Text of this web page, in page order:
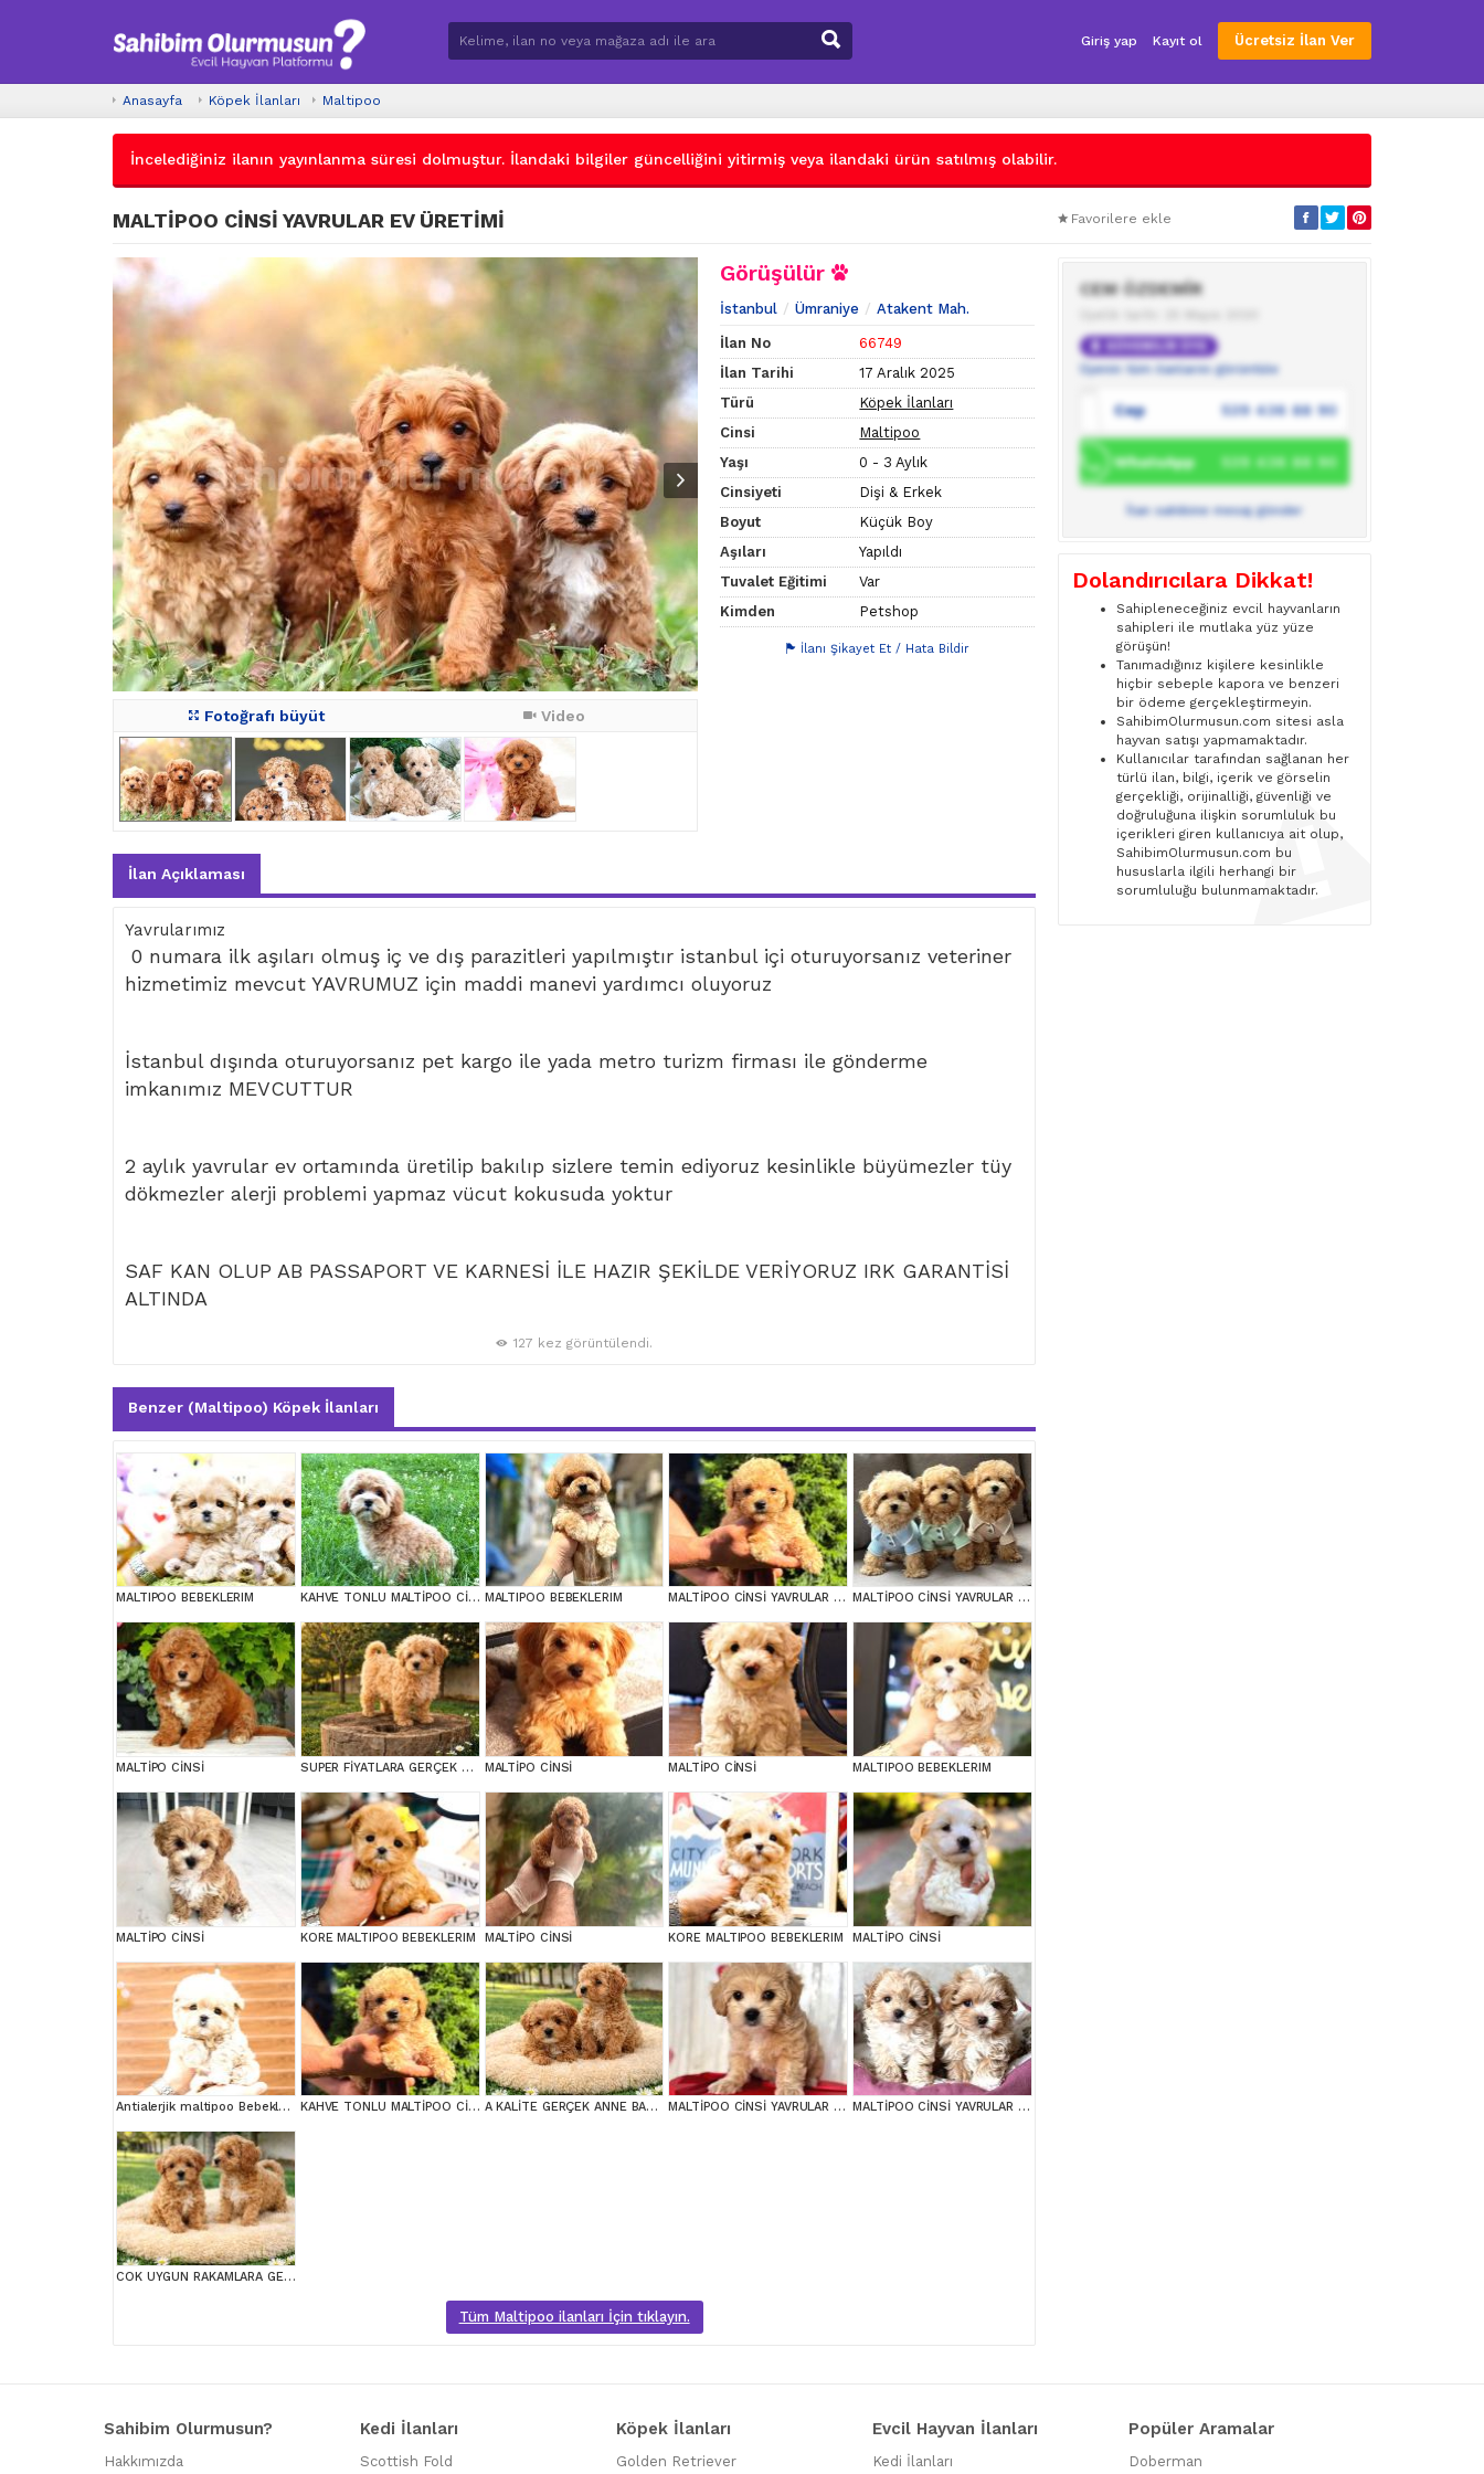
Giriş yap Kayıt ol Ücretsiz İlan Ver
Anasayfa Köpek İlanları Maltipoo
İncelediğiniz ilanın yayınlanma süresi dolmuştur. İlandaki bilgiler güncelliğini yitirmiş veya ilandaki ürün satılmış olabilir.
MALTİPOO CİNSİ YAVRULAR EV ÜRETİMİ Favorilere ekle
Fotoğrafı büyüt Video
Görüşülür
İstanbul Ümraniye Atakent Mah.
İlan No
66749
İlan Tarihi
17 Aralık 2025
Türü
Köpek İlanları
Cinsi
Maltipoo
Yaşı
0 - 3 Aylık
Cinsiyeti
Dişi & Erkek
Boyut
Küçük Boy
Aşıları
Yapıldı
Tuvalet Eğitimi
Var
Kimden
Petshop
İlanı Şikayet Et / Hata Bildir
İlan Açıklaması
Yavrularımız
0 numara ilk aşıları olmuş iç ve dış parazitleri yapılmıştır istanbul içi oturuyorsanız veteriner
hizmetimiz mevcut YAVRUMUZ için maddi manevi yardımcı oluyoruz
İstanbul dışında oturuyorsanız pet kargo ile yada metro turizm firması ile gönderme
imkanımız MEVCUTTUR
2 aylık yavrular ev ortamında üretilip bakılıp sizlere temin ediyoruz kesinlikle büyümezler tüy
dökmezler alerji problemi yapmaz vücut kokusuda yoktur
SAF KAN OLUP AB PASSAPORT VE KARNESİ İLE HAZIR ŞEKİLDE VERİYORUZ IRK GARANTİSİ
ALTINDA
127 kez görüntülendi.
Benzer (Maltipoo) Köpek İlanları
MALTIPOO BEBEKLERIM KAHVE TONLU MALTİPOO CİNSİ YAVRULAR MALTIPOO BEBEKLERIM MALTİPOO CİNSİ YAVRULAR EV ÜRETİMİ MALTİPOO CİNSİ YAVRULAR EV ÜRETİMİ
MALTİPO CİNSİ SUPER FİYATLARA GERÇEK MALTİPOO YAVRULAR MALTİPO CİNSİ MALTİPO CİNSİ MALTIPOO BEBEKLERIM
MALTİPO CİNSİ KORE MALTIPOO BEBEKLERIM MALTİPO CİNSİ KORE MALTIPOO BEBEKLERIM MALTİPO CİNSİ
Antialerjik maltipoo Bebeklerim KAHVE TONLU MALTİPOO CİNSİ YAVRULAR A KALİTE GERÇEK ANNE BABA MALTİPOO YAVRULAR MALTİPOO CİNSİ YAVRULAR EV ÜRETİMİ MALTİPOO CİNSİ YAVRULAR EV ÜRETİMİ
COK UYGUN RAKAMLARA GERÇEK MALTİPOO YAVRULAR
Tüm Maltipoo ilanları İçin tıklayın.
CEM ÖZDEMİR
GÜVENİLİR ÜYE
Üyenin tüm ilanlarını görüntüle
Cep 539 436 88 90
WhatsApp 539 436 88 90
İlan sahibine mesaj gönder
Dolandırıcılara Dikkat!
Sahipleneceğiniz evcil hayvanların
sahipleri ile mutlaka yüz yüze
görüşün!
Tanımadığınız kişilere kesinlikle
hiçbir sebeple kapora ve benzeri
bir ödeme gerçekleştirmeyin.
SahibimOlurmusun.com sitesi asla
hayvan satışı yapmamaktadır.
Kullanıcılar tarafından sağlanan her
türlü ilan, bilgi, içerik ve görselin
gerçekliği, orijinalliği, güvenliği ve
doğruluğuna ilişkin sorumluluk bu
içerikleri giren kullanıcıya ait olup,
SahibimOlurmusun.com bu
hususlarla ilgili herhangi bir
sorumluluğu bulunmamaktadır.
Sahibim Olurmusun?
Hakkımızda
Kedi İlanları
Scottish Fold
Köpek İlanları
Golden Retriever
Evcil Hayvan İlanları
Kedi İlanları
Popüler Aramalar
Doberman